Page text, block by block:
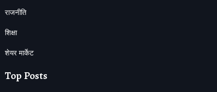
राजनीति
शिक्षा
शेयर मार्केट
Top Posts